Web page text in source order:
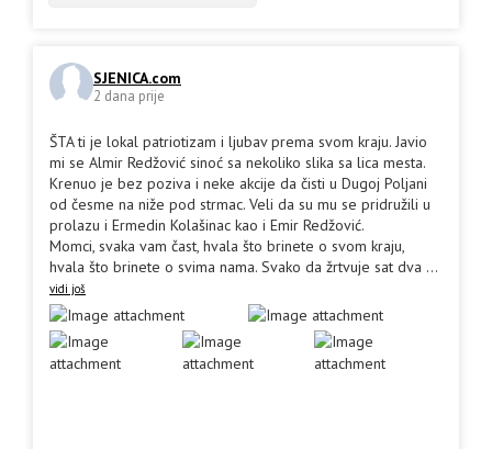
SJENICA.com
2 dana prije
ŠTA ti je lokal patriotizam i ljubav prema svom kraju. Javio
mi se Almir Redžović sinoć sa nekoliko slika sa lica mesta.
Krenuo je bez poziva i neke akcije da čisti u Dugoj Poljani
od česme na niže pod strmac. Veli da su mu se pridružili u
prolazu i Ermedin Kolašinac kao i Emir Redžović.
Momci, svaka vam čast, hvala što brinete o svom kraju,
hvala što brinete o svima nama. Svako da žrtvuje sat dva ...
vidi još